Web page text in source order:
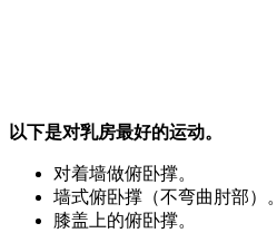
以下是对乳房最好的运动。
对着墙做俯卧撑。
墙式俯卧撑（不弯曲肘部）。
膝盖上的俯卧撑。